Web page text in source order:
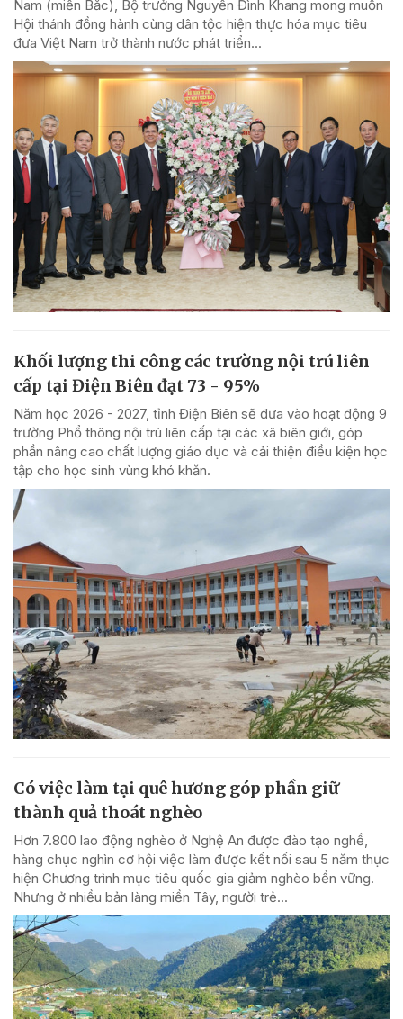
Nam (miền Bắc), Bộ trưởng Nguyễn Đình Khang mong muốn
Hội thánh đồng hành cùng dân tộc hiện thực hóa mục tiêu
đưa Việt Nam trở thành nước phát triển...
Khối lượng thi công các trường nội trú liên
cấp tại Điện Biên đạt 73 - 95%
Năm học 2026 - 2027, tỉnh Điện Biên sẽ đưa vào hoạt động 9
trường Phổ thông nội trú liên cấp tại các xã biên giới, góp
phần nâng cao chất lượng giáo dục và cải thiện điều kiện học
tập cho học sinh vùng khó khăn.
Có việc làm tại quê hương góp phần giữ
thành quả thoát nghèo
Hơn 7.800 lao động nghèo ở Nghệ An được đào tạo nghề,
hàng chục nghìn cơ hội việc làm được kết nối sau 5 năm thực
hiện Chương trình mục tiêu quốc gia giảm nghèo bền vững.
Nhưng ở nhiều bản làng miền Tây, người trẻ...